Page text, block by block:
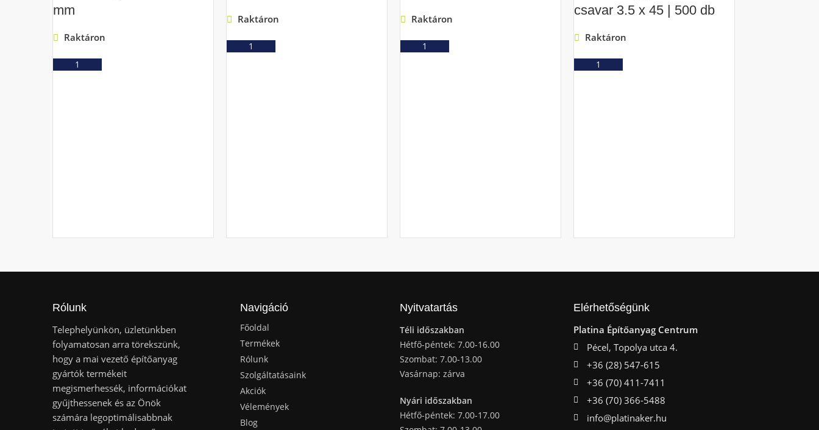
mm
Raktáron
Raktáron Raktáron
csavar 3.5 x 45 | 500 db
Raktáron
Rólunk
Telephelyünkön, üzletünkben
folyamatosan arra törekszünk,
hogy a mai vezető építőanyag
gyártók termékeit
megismerhessék, információkat
gyűjthessenek és az Önök
számára legoptimálisabbnak
Navigáció
Főoldal
Termékek
Rólunk
Szolgáltatásaink
Akciók
Vélemények
Blog
Nyitvatartás
Téli időszakban
Hétfő-péntek: 7.00-16.00
Szombat: 7.00-13.00
Vasárnap: zárva
Nyári időszakban
Hétfő-péntek: 7.00-17.00
Elérhetőségünk
Platina Építőanyag Centrum
Pécel, Topolya utca 4.
+36 (28) 547-615
+36 (70) 411-7411
+36 (70) 366-5488
info@platinaker.hu